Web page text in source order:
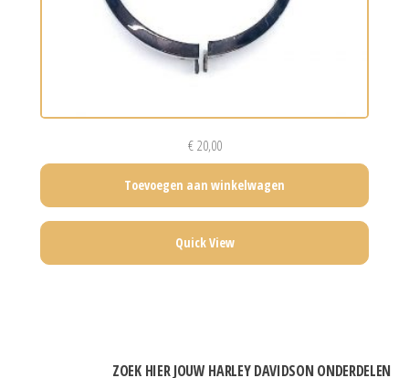
€20,00
Toevoegen aan winkelwagen
Quick View
ZOEK HIER JOUW HARLEY DAVIDSON ONDERDELEN